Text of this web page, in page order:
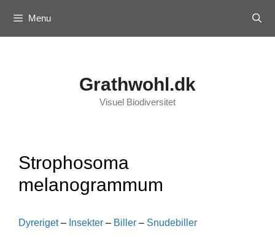
content
Menu
Grathwohl.dk
Visuel Biodiversitet
Strophosoma
melanogrammum
Dyreriget– Insekter – Biller – Snudebiller